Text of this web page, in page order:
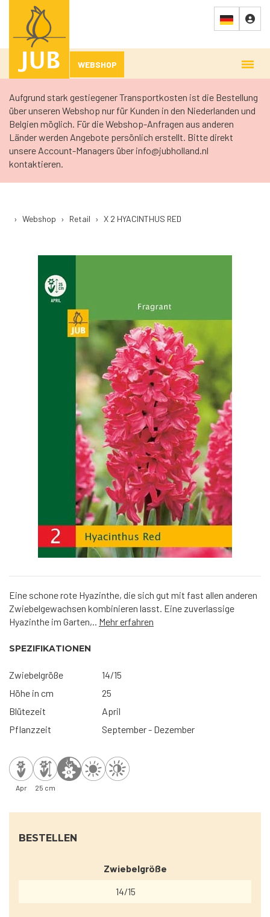
WEBSHOP
Aufgrund stark gestiegener Transportkosten ist die Bestellung
über unseren Webshop nur für Kunden in den Niederlanden und
Belgien möglich. Für die Webshop-Anfragen aus anderen
Länder werden Angebote persönlich erstellt. Bitte direkt
unsere Account-Managers über info@jubholland.nl
kontaktieren.
› Webshop › Retail › X 2 HYACINTHUS RED
Eine schone rote Hyazinthe, die sich gut mit fast allen anderen
Zwiebelgewachsen kombinieren lasst. Eine zuverlassige
Hyazinthe im Garten,.. Mehr erfahren
SPEZIFIKATIONEN
Zwiebelgröße
14/15
Höhe in cm
25
Blütezeit
April
Pflanzzeit
September - Dezember
Apr 25 cm
BESTELLEN
Zwiebelgröße
14/15